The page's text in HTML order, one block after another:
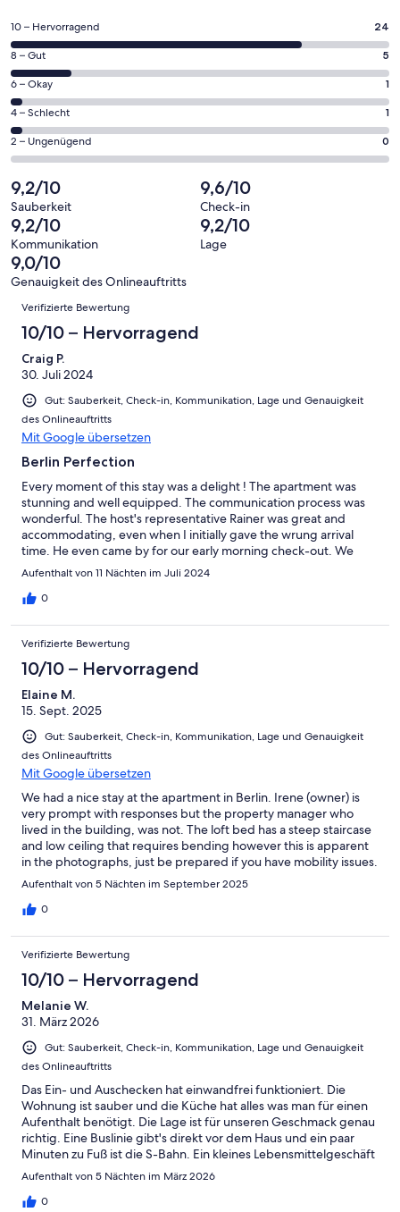
einem
neuen
Fenster
geöffnet
24
von
insgesamt
31
Gästebewertungen
haben
eine
Bewertung
von
10
-
Hervorragend
10 – Hervorragend 24
5
von
insgesamt
31
Gästebewertungen
haben
Bewertung
von
8
-
Gut
8 – Gut 5
1
von
insgesamt
31
Gästebewertungen
haben
eine
Bewertung
von
6
-
Okay
6 – Okay 1
1
von
insgesamt
Gästebewertungen
haben
eine
Bewertung
von
4
4 – Schlecht 1
0
von
insgesamt
31
Gästebewertungen
haben
eine
Bewertung
2 – Ungenügend 0
9,2/10
Sauberkeit
9,6/10
Check-in
9,2/10
Kommunikation
9,2/10
Lage
9,0/10
Genauigkeit des Onlineauftritts
Bewertungen
Verifizierte Bewertung
10/10 – Hervorragend
Craig P.
30. Juli 2024
Gut: Sauberkeit, Check-in, Kommunikation, Lage und Genauigkeit
des Onlineauftritts
Mit Google übersetzen
Berlin Perfection
Every moment of this stay was a delight ! The apartment was
stunning and well equipped. The communication process was
wonderful. The host's representative Rainer was great and
accommodating, even when I initially gave the wrung arrival
time. He even came by for our early morning check-out. We
hope we have the opportunity to return soon. Thank you !
Aufenthalt von 11 Nächten im Juli 2024
0
Verifizierte Bewertung
10/10 – Hervorragend
Elaine M.
15. Sept. 2025
Gut: Sauberkeit, Check-in, Kommunikation, Lage und Genauigkeit
des Onlineauftritts
Mit Google übersetzen
We had a nice stay at the apartment in Berlin. Irene (owner) is
very prompt with responses but the property manager who
lived in the building, was not. The loft bed has a steep staircase
and low ceiling that requires bending however this is apparent
in the photographs, just be prepared if you have mobility issues.
Some small things like kitchen paper, dishcloth, more toilet rolls
Aufenthalt von 5 Nächten im September 2025
0
Verifizierte Bewertung
10/10 – Hervorragend
Melanie W.
31. März 2026
Gut: Sauberkeit, Check-in, Kommunikation, Lage und Genauigkeit
des Onlineauftritts
Das Ein- und Auschecken hat einwandfrei funktioniert. Die
Wohnung ist sauber und die Küche hat alles was man für einen
Aufenthalt benötigt. Die Lage ist für unseren Geschmack genau
richtig. Eine Buslinie gibt's direkt vor dem Haus und ein paar
Minuten zu Fuß ist die S-Bahn. Ein kleines Lebensmittelgeschäft
hat es ein paar Meter weiter. Und wer in Berlin nichts zum Essen
Imbissbuden gibt's an fast jeder Ecke. Das einzige was es zu
Aufenthalt von 5 Nächten im März 2026
0